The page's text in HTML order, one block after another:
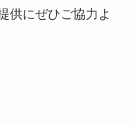
供にぜひご協力よ